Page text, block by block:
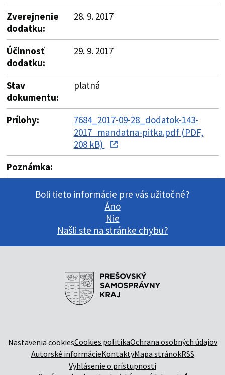
Zverejnenie
dodatku:
28. 9. 2017
Účinnosť
dodatku:
29. 9. 2017
Stav
dokumentu:
platná
Prílohy:
7684_2017-09-28_dodatok-143-
2017_mandatna-pitka.pdf (PDF,
208 kB)
Poznámka:
Boli tieto informácie pre vás užitočné?
Áno
Nie
Našli ste na stránke chybu?
Nastavenia cookiesCookies politikaOchrana osobných údajov
Autorské informácieKontaktyMapa stránokRSS
Vyhlásenie o prístupnosti